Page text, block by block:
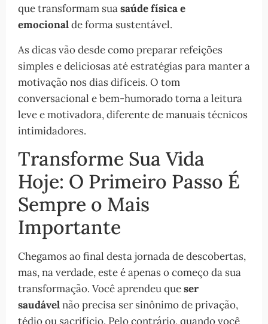
que transformam suasaúde física e
emocionalde forma sustentável.
As dicas vão desde como preparar refeições
simples e deliciosas até estratégias para manter a
motivação nos dias difíceis. O tom
conversacional e bem-humorado torna a leitura
leve e motivadora, diferente de manuais técnicos
intimidadores.
Transforme Sua Vida
Hoje: O Primeiro Passo É
Sempre o Mais
Importante
Chegamos ao final desta jornada de descobertas,
mas, na verdade, este é apenas o começo da sua
transformação. Você aprendeu queser
saudávelnão precisa ser sinônimo de privação,
tédio ou sacrifício. Pelo contrário, quando você